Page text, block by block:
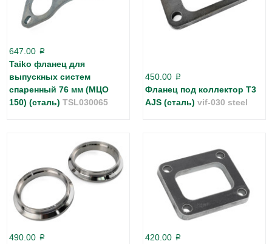
647.00 p
Taiko фланец для
выпускных систем
спаренный 76 мм (МЦО
150) (сталь) TSL030065
450.00 p
Фланец под коллектор Т3
AJS (сталь) vif-030 steel
490.00 p 420.00 p